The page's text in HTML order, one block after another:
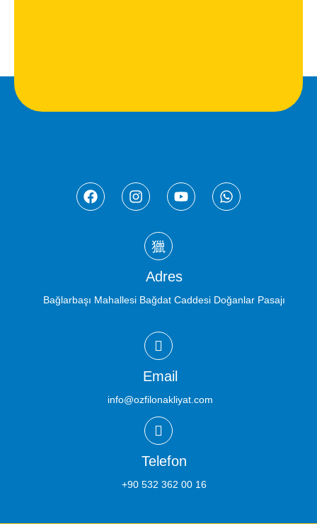
Adres
Bağlarbaşı Mahallesi Bağdat Caddesi Doğanlar Pasajı
Email
info@ozfilonakliyat.com
Telefon
+90 532 362 00 16